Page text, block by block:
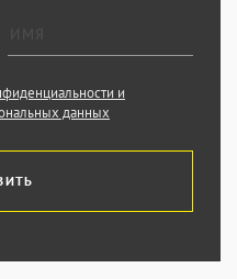
и
данных